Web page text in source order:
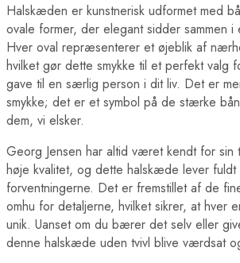
Halskæden er kunstnerisk udformet med
ovale former, der elegant sidder sammen i
Hver oval repræsenterer et øjeblik af
hvilket gør dette smykke til et perfekt valg
gave til en særlig person i dit liv. Det er
smykke; det er et symbol på de stærke
dem, vi elsker.
Georg Jensen har altid været kendt for sin
høje kvalitet, og dette halskæde lever fuldt
forventningerne. Det er fremstillet af de
omhu for detaljerne, hvilket sikrer, at hver
unik. Uanset om du bærer det selv eller
denne halskæde uden tvivl blive værdsat